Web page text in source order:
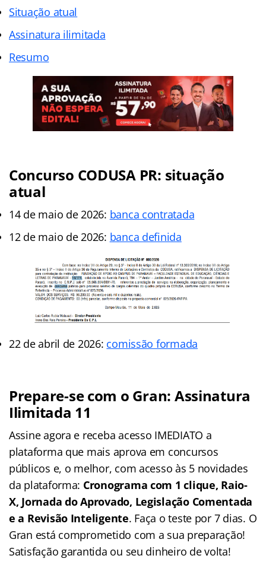
Situação atual
Assinatura ilimitada
Resumo
Concurso CODUSA PR: situação
atual
14 de maio de 2026: banca contratada
12 de maio de 2026: banca definida
22 de abril de 2026: comissão formada
Prepare-se com o Gran: Assinatura
Ilimitada 11
Assine agora e receba acesso IMEDIATO a
plataforma que mais aprova em concursos
públicos e, o melhor, com acesso às 5 novidades
da plataforma: Cronograma com 1 clique, Raio-
X, Jornada do Aprovado, Legislação Comentada
e a Revisão Inteligente. Faça o teste por 7 dias. O
Gran está comprometido com a sua preparação!
Satisfação garantida ou seu dinheiro de volta!